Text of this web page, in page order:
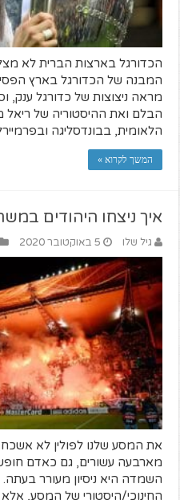
הכדורגל בארצות הברית לא
המבנה של הכדורגל בארץ
מראה ניצוצות של כדורגל ענק,
הבלם ואת ההיסטוריה של ריאל
הלאומית, בבונדסליגה
המשך לקרוא »
איך ניצחו היהודים
גיל שלו 5 באוקטובר 2020
את המסע שלנו לפולין לא
מארבעה עשורים, גם כאדם
השמדה היא ניסיון מעורר
החינוכי/היסטורי של המסע,